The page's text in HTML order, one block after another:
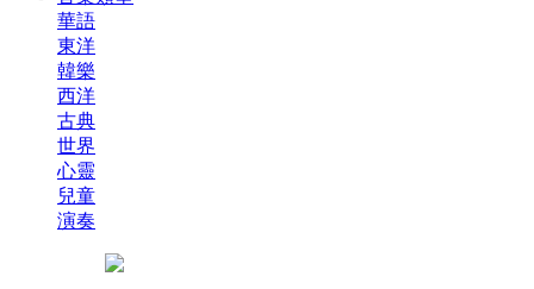
華語
東洋
韓樂
西洋
古典
世界
心靈
兒童
演奏